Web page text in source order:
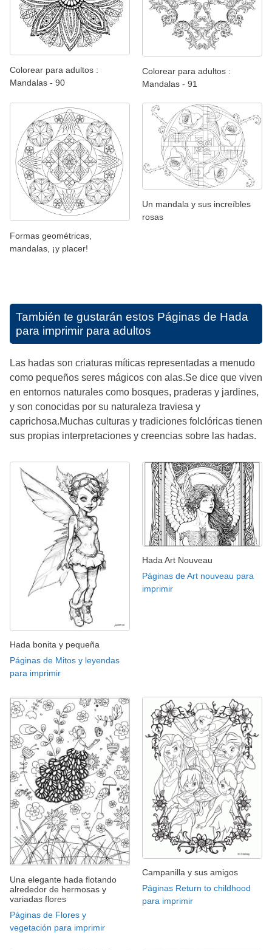
Colorear para adultos :
Mandalas - 90
Colorear para adultos :
Mandalas - 91
Formas geométricas,
mandalas, ¡y placer!
Un mandala y sus increíbles
rosas
También te gustarán estos Páginas de Hada
para imprimir para adultos
Las hadas son criaturas míticas representadas a menudo
como pequeños seres mágicos con alas.Se dice que viven
en entornos naturales como bosques, praderas y jardines,
y son conocidas por su naturaleza traviesa y
caprichosa.Muchas culturas y tradiciones folclóricas tienen
sus propias interpretaciones y creencias sobre las hadas.
Hada bonita y pequeña
Páginas de Mitos y leyendas
para imprimir
Hada Art Nouveau
Páginas de Art nouveau para
imprimir
Una elegante hada flotando
alrededor de hermosas y
variadas flores
Páginas de Flores y
vegetación para imprimir
Campanilla y sus amigos
Páginas Return to childhood
para imprimir